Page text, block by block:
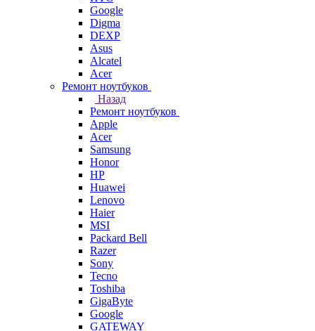
Google
Digma
DEXP
Asus
Alcatel
Acer
Ремонт ноутбуков
Назад
Ремонт ноутбуков
Apple
Acer
Samsung
Honor
HP
Huawei
Lenovo
Haier
MSI
Packard Bell
Razer
Sony
Tecno
Toshiba
GigaByte
Google
GATEWAY